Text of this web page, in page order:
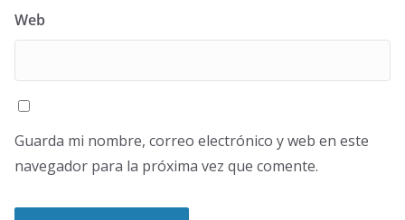
Web
Guarda mi nombre, correo electrónico y web en este
navegador para la próxima vez que comente.